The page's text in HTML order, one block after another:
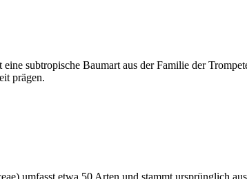
subtropische Baumart aus der Familie der
prägen.